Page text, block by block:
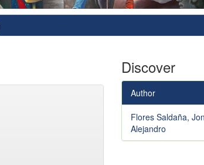
Discover
Author
Flores Saldaña,
Alejandro